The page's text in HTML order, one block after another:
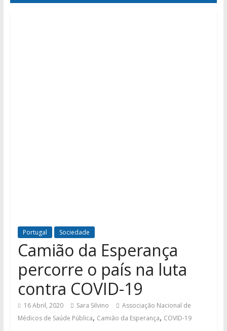
Portugal Sociedade
Camião da Esperança
percorre o país na luta
contra COVID-19
16 Abril, 2020 Sara Silvino
Associação Nacional de
Médicos de Saúde Pública, Camião da Esperança, COVID-19